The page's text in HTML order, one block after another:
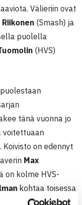
Välieriin ovat
(Smash) ja
puolella
(HVS)
tänä vuonna jo
voitettuaan
on edennyt
Max
on kolme HVS-
kohtaa toisessa